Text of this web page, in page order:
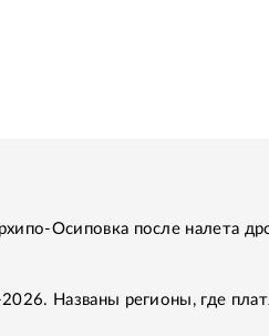
Осиповка после налета
Названы регионы, где